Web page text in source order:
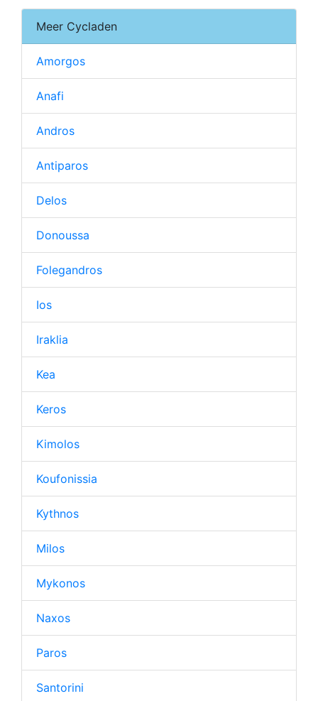
Meer Cycladen
Amorgos
Anafi
Andros
Antiparos
Delos
Donoussa
Folegandros
Ios
Iraklia
Kea
Keros
Kimolos
Koufonissia
Kythnos
Milos
Mykonos
Naxos
Paros
Santorini